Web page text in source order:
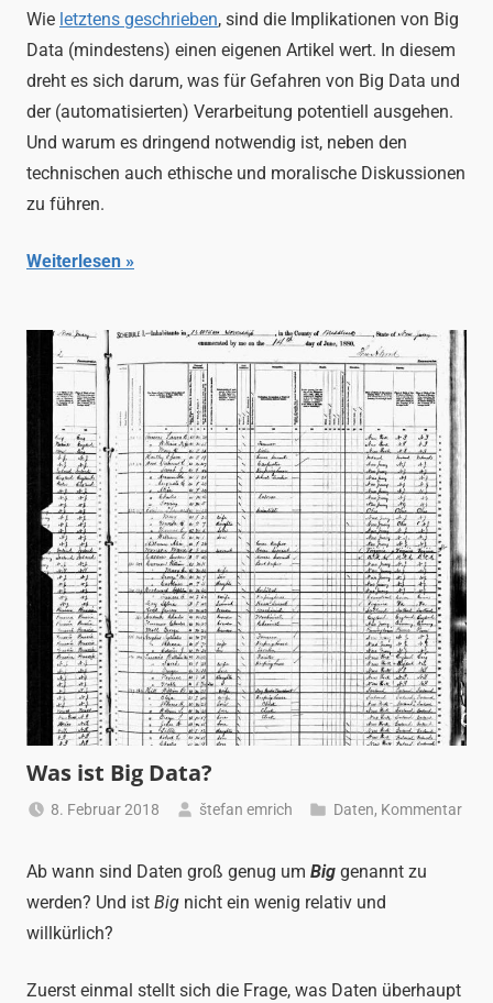
Wie letztens geschrieben, sind die Implikationen von Big
Data (mindestens) einen eigenen Artikel wert. In diesem
dreht es sich darum, was für Gefahren von Big Data und
der (automatisierten) Verarbeitung potentiell ausgehen.
Und warum es dringend notwendig ist, neben den
technischen auch ethische und moralische Diskussionen
zu führen.
Weiterlesen
Was ist Big Data?
8. Februar 2018 štefan emrich Daten, Kommentar
Ab wann sind Daten groß genug um Big genannt zu
werden? Und ist Big nicht ein wenig relativ und
willkürlich?
Zuerst einmal stellt sich die Frage, was Daten überhaupt